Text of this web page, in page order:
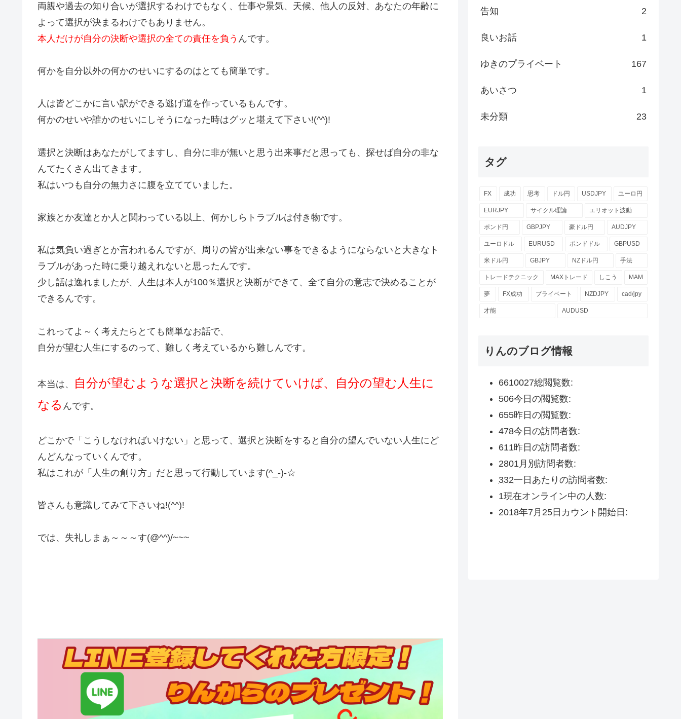
両親や過去の知り合いが選択するわけでもなく、仕事や景気、天候、他人の反対、あなたの年齢に
よって選択が決まるわけでもありません。
本人だけが自分の決断や選択の全ての責任を負う んです。
何かを自分以外の何かのせいにするのはとても簡単です。
人は皆どこかに言い訳ができる逃げ道を作っているもんです。
何かのせいや誰かのせいにしそうになった時はグッと堪えて下さい!(^^)!
選択と決断はあなたがしてますし、自分に非が無いと思う出来事だと思っても、探せば自分の非な
んてたくさん出てきます。
私はいつも自分の無力さに腹を立てていました。
家族とか友達とか人と関わっている以上、何かしらトラブルは付き物です。
私は気負い過ぎとか言われるんですが、周りの皆が出来ない事をできるようにならないと大きなト
ラブルがあった時に乗り越えれないと思ったんです。
少し話は逸れましたが、人生は本人が100％選択と決断ができて、全て自分の意志で決めることが
できるんです。
これってよ～く考えたらとても簡単なお話で、
自分が望む人生にするのって、難しく考えているから難しんです。
本当は、
自分が望むような選択と決断を続けていけば、自分の望む人生に
なる んです。
どこかで「こうしなければいけない」と思って、選択と決断をすると自分の望んでいない人生にど
んどんなっていくんです。
私はこれが「人生の創り方」だと思って行動しています(^_-)-☆
皆さんも意識してみて下さいね!(^^)!
では、失礼しまぁ～～～す(@^^)/~~~
告知 2
良いお話 1
ゆきのプライベート 167
あいさつ 1
未分類 23
タグ
FX 成功 思考 ドル円 USDJPY ユーロ円
EURJPY サイクル理論 エリオット波動
ポンド円 GBPJPY 豪ドル円 AUDJPY
ユーロドル EURUSD ポンドドル GBPUSD
米ドル円 GBJPY NZドル円 手法
トレードテクニック MAXトレード しこう MAM
夢 FX成功 プライベート NZDJPY cad/jpy
才能 AUDUSD
りんのブログ情報
6610027総閲覧数:
506今日の閲覧数:
655昨日の閲覧数:
478今日の訪問者数:
611昨日の訪問者数:
2801月別訪問者数:
332一日あたりの訪問者数:
1現在オンライン中の人数:
2018年7月25日 カウント開始日: